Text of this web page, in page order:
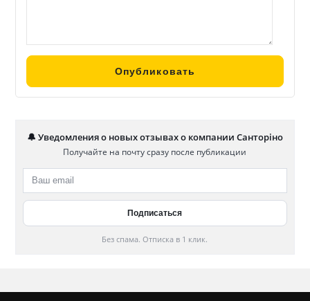
🔔 Уведомления о новых отзывах о компании Санторіно
Получайте на почту сразу после публикации
Без спама. Отписка в 1 клик.